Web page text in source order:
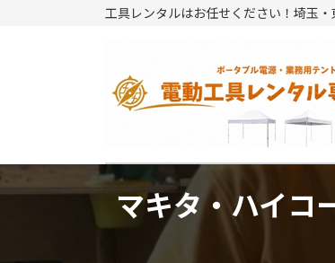
キ
ッ
に
移
工具レンタルはお任せください！埼玉
マキタ・ハイコ